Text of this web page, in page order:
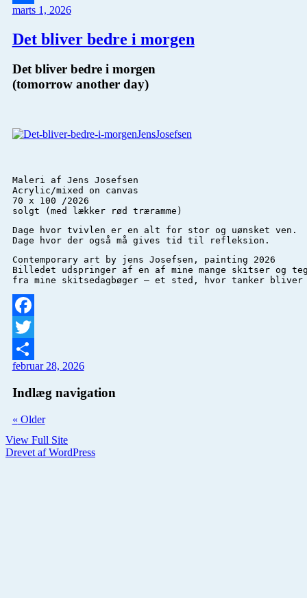
Del
marts 1, 2026
Det bliver bedre i morgen
Det bliver bedre i morgen
(tomorrow another day)
Maleri af Jens Josefsen
Acrylic/mixed on canvas
70 x 100 /2026
solgt (med lækker rød træramme)
Dage hvor tvivlen er en alt for stor og uønsket ven.
Dage hvor der også må gives tid til refleksion.
Contemporary art by jens Josefsen, painting 2026
Billedet udspringer af en af mine mange skitser og
fra mine skitsedagbøger – et sted, hvor tanker
Facebook
Twitter
Del
februar 28, 2026
Indlæg navigation
« Older
View Full Site
Drevet af WordPress